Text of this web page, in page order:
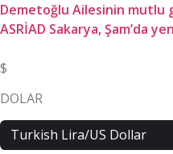
Demetoğlu Ailesinin mutlu
ASRİAD Sakarya, Şam’da
$
DOLAR
Turkish Lira/US Dollar